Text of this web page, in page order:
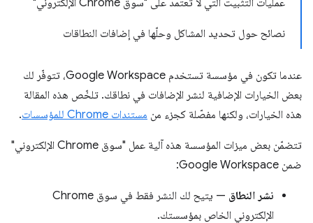
عمليات التثبيت التي لا تعتمد على "سوق Chrome الإلكتروني"
نصائح حول تحديد المشاكل وحلّها في إضافات النطاقات
عندما تكون في مؤسسة تستخدم Google Workspace، تتوفّر لك
بعض الخيارات الإضافية لنشر الإضافات في نطاقك. تلخّص هذه المقالة
هذه الخيارات، ولكنها مفصّلة كجزء من مستندات Chrome للمؤسسات .
تتضمّن بعض ميزات المؤسسة هذه آلية عمل "سوق Chrome الإلكتروني"
ضمن Google Workspace:
نشر النطاق
— يتيح لك النشر فقط في سوق Chrome
الإلكتروني الخاص بمؤسستك.